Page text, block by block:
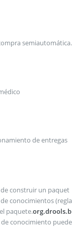
semiautomática.
de entregas
construir un paquet
conocimientos (regla
paquete.org.drools.b
conocimiento puede